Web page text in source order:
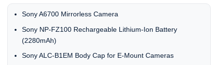
Sony A6700 Mirrorless Camera
Sony NP-FZ100 Rechargeable Lithium-Ion Battery
(2280mAh)
Sony ALC-B1EM Body Cap for E-Mount Cameras